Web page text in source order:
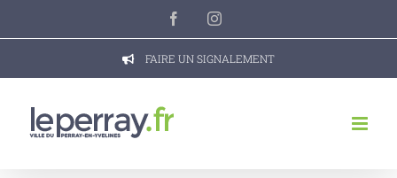
FacebookInstagram
FAIRE UN SIGNALEMENT